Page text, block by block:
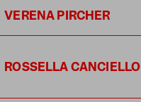
VERENA PIRCHER
ROSSELLA CANCIELLO